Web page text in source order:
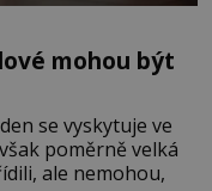
mohou být
se vyskytuje ve
poměrně velká
ale nemohou,